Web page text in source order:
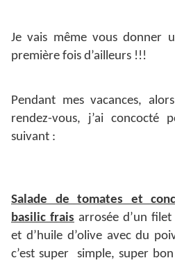
Je vais même vous donner
première fois d’ailleurs !!!
Pendant mes vacances,
rendez-vous, j’ai
suivant :
Salade de tomates et
basilic frais arrosée d’un
et d’huile d’olive avec du
c’est super simple, super